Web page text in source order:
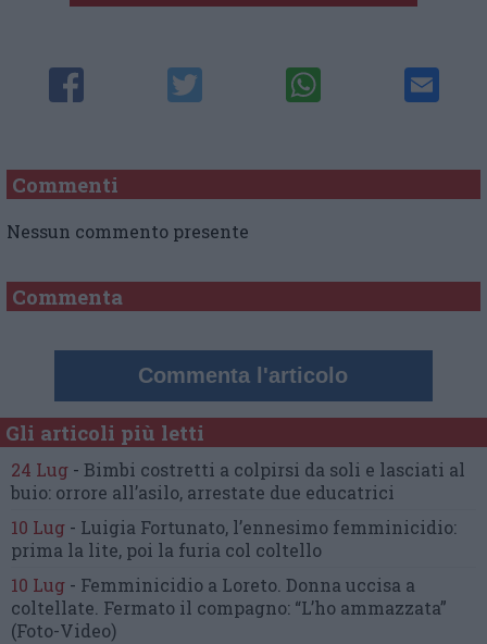
Commenti
Nessun commento presente
Commenta
Commenta l'articolo
Gli articoli più letti
24 Lug - Bimbi costretti a colpirsi da soli e lasciati al
buio: orrore all’asilo, arrestate due educatrici
10 Lug - Luigia Fortunato, l’ennesimo femminicidio:
prima la lite, poi la furia col coltello
10 Lug - Femminicidio a Loreto. Donna uccisa a
coltellate. Fermato il compagno: “L’ho ammazzata”
(Foto-Video)